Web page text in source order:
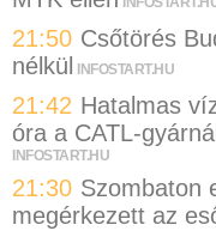
21:50 Csőtörés
nélkül
INFOSTART.HU
21:42 Hatalmas
óra a CATL-
INFOSTART.HU
21:30 Szombaton
megérkezett az